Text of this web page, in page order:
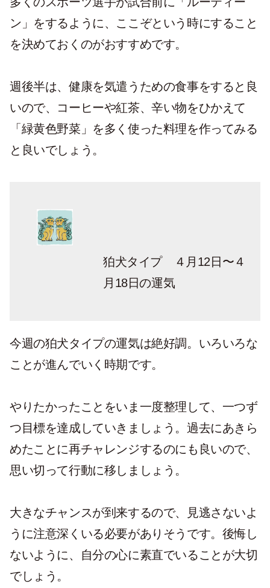
ン」をするように、ここぞという時にすること
を決めておくのがおすすめです。
週後半は、健康を気遣うための食事をすると良
いので、コーヒーや紅茶、辛い物をひかえて
「緑黄色野菜」を多く使った料理を作ってみる
と良いでしょう。
狛犬タイプ ４月12日〜４
月18日の運気
今週の狛犬タイプの運気は絶好調。いろいろな
ことが進んでいく時期です。
やりたかったことをいま一度整理して、一つず
つ目標を達成していきましょう。過去にあきら
めたことに再チャレンジするのにも良いので、
思い切って行動に移しましょう。
大きなチャンスが到来するので、見逃さないよ
うに注意深くいる必要がありそうです。後悔し
ないように、自分の心に素直でいることが大切
でしょう。